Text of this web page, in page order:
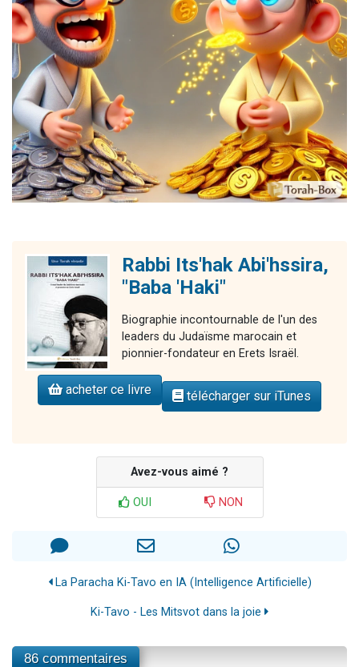
Rabbi Its'hak Abi'hssira,
"Baba 'Haki"
Biographie incontournable de l'un des
leaders du Judaïsme marocain et
pionnier-fondateur en Erets Israël.
acheter ce livre télécharger sur iTunes
Avez-vous aimé ?
OUI NON
La Paracha Ki-Tavo en IA (Intelligence Artificielle)
Ki-Tavo - Les Mitsvot dans la joie
86 commentaires